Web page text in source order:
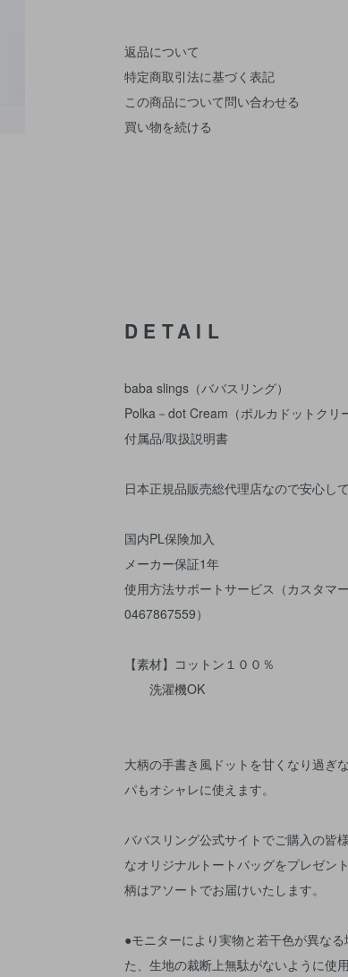
返品について
特定商取引法に基づく表記
この商品について問い合わせる
買い物を続ける
DETAIL
baba slings（ババスリング）
Polka－dot Cream（ポルカドットクリ
付属品/取扱説明書
日本正規品販売総代理店なので安心し
国内PL保険加入
メーカー保証1年
使用方法サポートサービス（カスタ
0467867559）
【素材】コットン１００％
洗濯機OK
大柄の手書き風ドットを甘くなり過ぎ
パもオシャレに使えます。
ババスリング公式サイトでご購入の皆
なオリジナルトートバッグをプレゼント
柄はアソートでお届けいたします。
●モニターにより実物と若干色が異な
た、生地の裁断上無駄がないように使